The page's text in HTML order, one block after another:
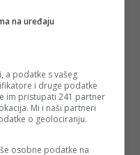
Internationala BiH za
da Dodik još uvijek
predsjednika davala
ovih poklona, jasno je
u političke svrhe, budući
uključivanje djeteta u
političkom promocijom -
na uređaju
a podatke s vašeg
i druge podatke
im pristupati 241 partner
Mi i naši partneri
o geolociranju.
osobne podatke na